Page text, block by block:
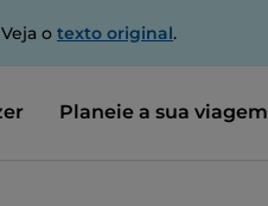
o texto original.
Planeie a sua viagem